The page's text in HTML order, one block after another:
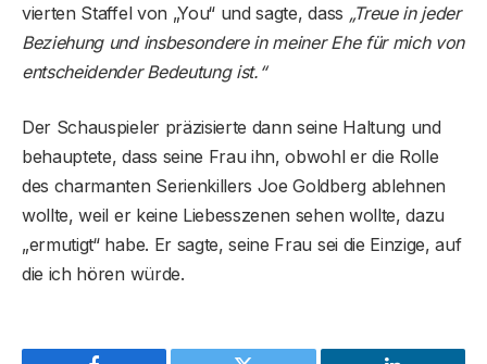
vierten Staffel von „You“ und sagte, dass „Treue in jeder
Beziehung und insbesondere in meiner Ehe für mich von
entscheidender Bedeutung ist.“
Der Schauspieler präzisierte dann seine Haltung und
behauptete, dass seine Frau ihn, obwohl er die Rolle
des charmanten Serienkillers Joe Goldberg ablehnen
wollte, weil er keine Liebesszenen sehen wollte, dazu
„ermutigt“ habe. Er sagte, seine Frau sei die Einzige, auf
die ich hören würde.